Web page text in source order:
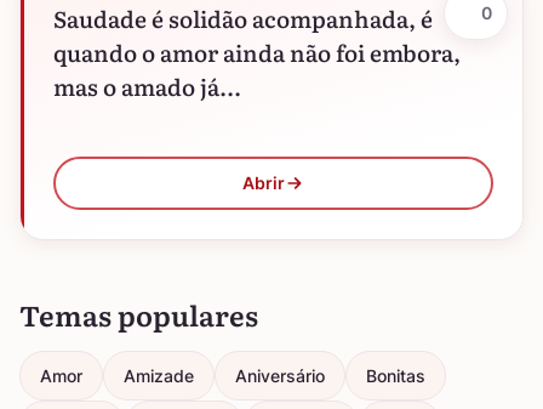
Saudade é solidão acompanhada, é
quando o amor ainda não foi embora,
mas o amado já...
Abrir
0
Temas populares
Amor Amizade Aniversário Bonitas